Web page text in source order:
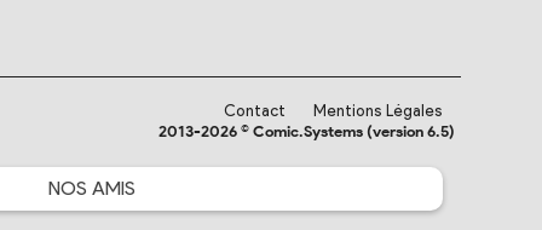
Contact
Mentions Légales
2013-2026 © Comic.Systems (version 6.5)
NOS AMIS